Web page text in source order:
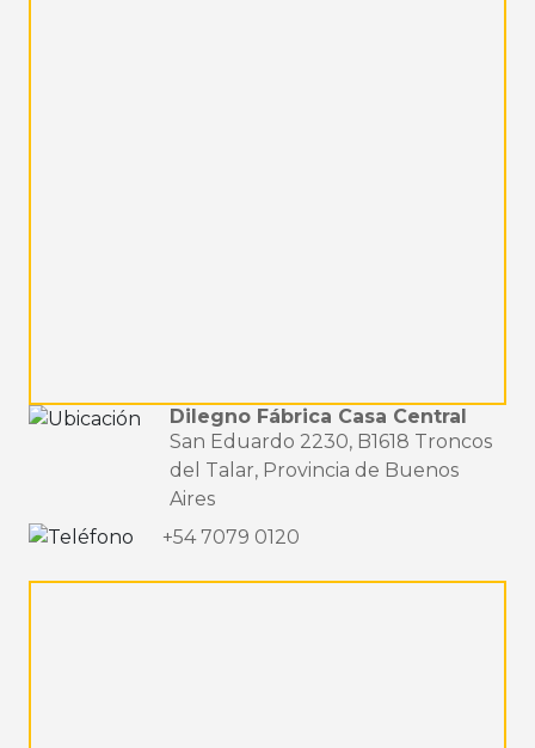
Dilegno Fábrica Casa Central
San Eduardo 2230, B1618 Troncos
del Talar, Provincia de Buenos
Aires
+54 7079 0120